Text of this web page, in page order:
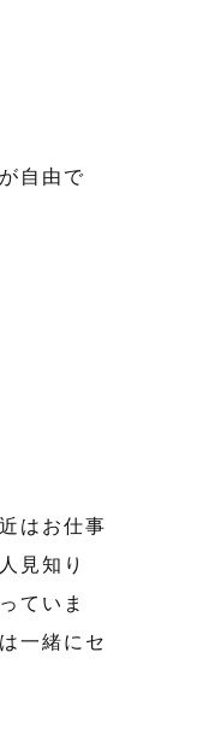
自由で
はお仕事
見知り
ていま
一緒にセ